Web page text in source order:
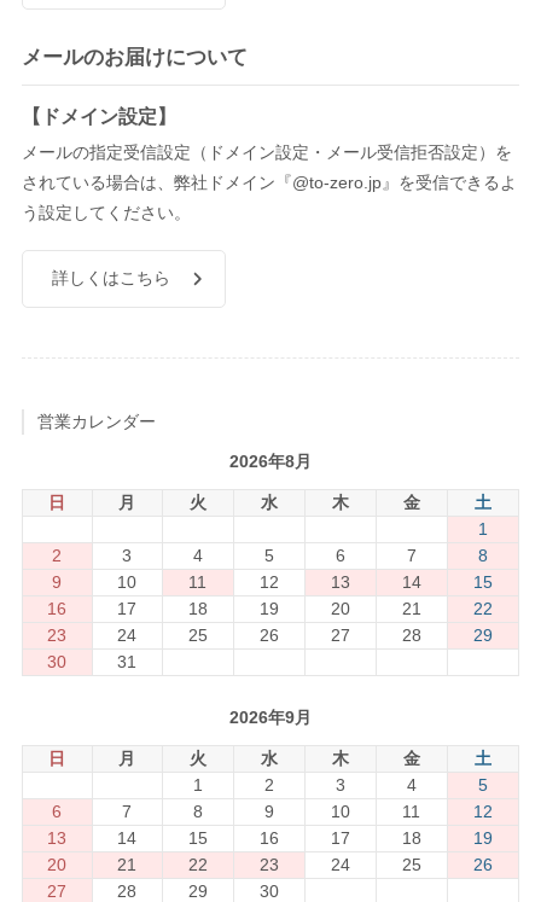
メールのお届けについて
【ドメイン設定】
メールの指定受信設定（ドメイン設定・メール受信拒否設定）を
されている場合は、弊社ドメイン『@to-zero.jp』を受信できるよ
う設定してください。
詳しくはこちら
営業カレンダー
2026年8月
日 月 火 水 木 金
土
1
2
3 4 5 6 7
8
9
10 11 12 13 14
15
16
17 18 19 20 21
22
23
24 25 26 27 28
29
30
31
2026年9月
日 月 火 水 木 金
土
1
2 3 4
5
6
7 8 9 10 11
12
13
14 15 16 17 18
19
20
21 22 23 24 25
26
27
28 29 30